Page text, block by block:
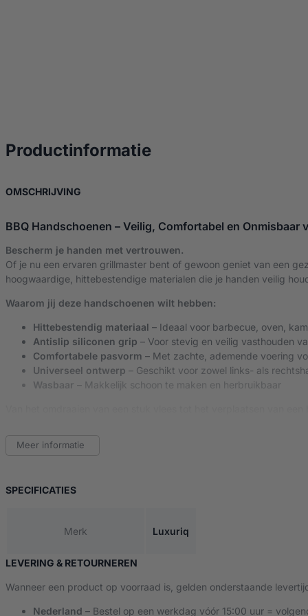
Productinformatieover BBQ
OMSCHRIJVING
BBQ Handschoenen – Veilig, Comfortabel en Onmisbaar
Bescherm je handen met vertrouwen.
Of je nu een ervaren grillmaster bent of gewoon geniet van een
hoogwaardige, hittebestendige materialen die je handen veilig
Waarom jij deze handschoenen wilt hebben:
Hittebestendig materiaal – Ideaal voor barbecue, oven,
Antislip siliconen grip – Voor stevig en veilig vasthouden
Comfortabele pasvorm – Met zachte, ademende voering
Universeel ontwerp – Geschikt voor zowel links- als
Wasbaar – Makkelijk schoon te maken en herbruikbaar
Meer informatie
SPECIFICATIESVAN BBQ HANDSCHOENEN
Merk Luxuriq
LEVERING & RETOURNEREN
Wanneer een product op voorraad is, gelden onderstaande
Nederland – Bestel op een werkdag vóór 15:00 uur =